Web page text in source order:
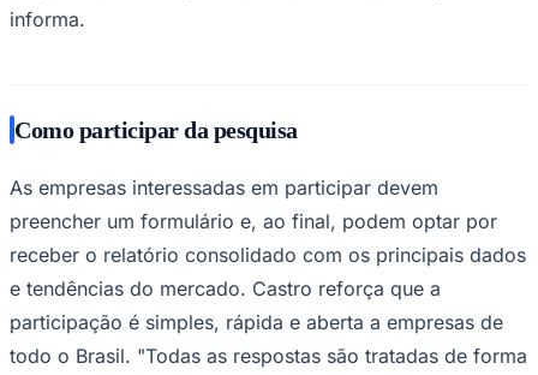
Flamengo
informa.
Como participar da pesquisa
As empresas interessadas em participar devem
preencher um formulário e, ao final, podem optar por
receber o relatório consolidado com os principais dados
e tendências do mercado. Castro reforça que a
participação é simples, rápida e aberta a empresas de
todo o Brasil. "Todas as respostas são tratadas de forma